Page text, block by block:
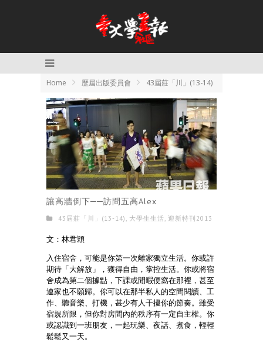
Home 歷屆出版委員會 43屆莊「川」(13-14)
讓高牆倒下──訪問五高Alex
43屆莊「川」(13-14) , 大學生生活 , 迎新特刊2013
文：林君穎
入住宿舍，可能是你第一次離家獨立生活。你或許
期待「大解放」，獲得自由，掌控生活。你或將宿
舍成為第二個據點，下課或閒暇便窩在那裡，甚至
連家也不願歸。你可以在那半私人的空間閱讀、工
作、聽音樂、打機，甚少有人干擾你的節奏。雖受
宿規所限，但你對房間內的秩序有一定自主權。你
或認識到一班朋友，一起玩樂、夜話、煮食，輕輕
鬆鬆又一天。